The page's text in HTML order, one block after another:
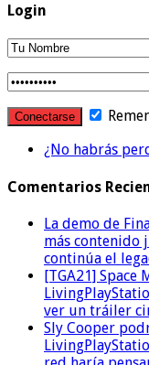
Login
¿No habrás
Comentarios
La demo de
más contenido
continúa el
[TGA21]
ver un tráiler
Sly Cooper